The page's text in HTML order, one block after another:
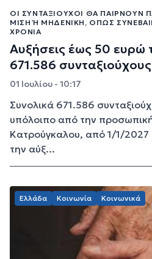
ΟΙ ΣΥΝΤΑΞΙΟΎΧΟΙ ΘΑ ΠΑΊΡΝΟΥΝ
ΜΙΣΉ Ή ΜΗΔΕΝΙΚΉ, ΌΠΩΣ
ΡΌΝΙΑ
Αυξήσεις έως 50 ευρώ
671.586 συνταξιούχους
01 Ιουλίου - 10:17
Συνολικά 671.586
υπόλοιπο από την
Κατρούγκαλου, από 1/1/2027
την αύξ...
Ελλάδα Κοινωνία Κοινωνικά